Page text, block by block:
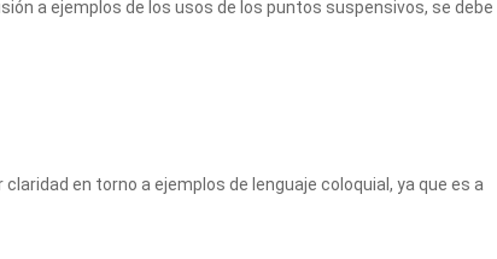
a ejemplos de los usos de los puntos suspensivos, se debe
en torno a ejemplos de lenguaje coloquial, ya que es a